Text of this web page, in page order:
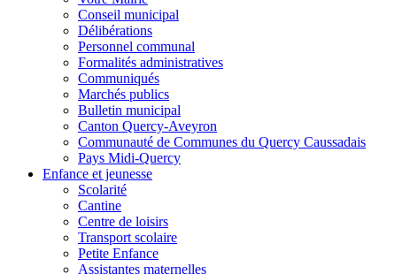
Conseil municipal
Délibérations
Personnel communal
Formalités administratives
Communiqués
Marchés publics
Bulletin municipal
Canton Quercy-Aveyron
Communauté de Communes du Quercy Caussadais
Pays Midi-Quercy
Enfance et jeunesse
Scolarité
Cantine
Centre de loisirs
Transport scolaire
Petite Enfance
Assistantes maternelles